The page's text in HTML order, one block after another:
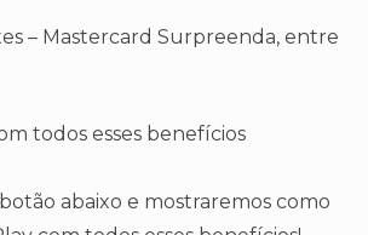
– Mastercard Surpreenda, entre
todos esses benefícios
abaixo e mostraremos como